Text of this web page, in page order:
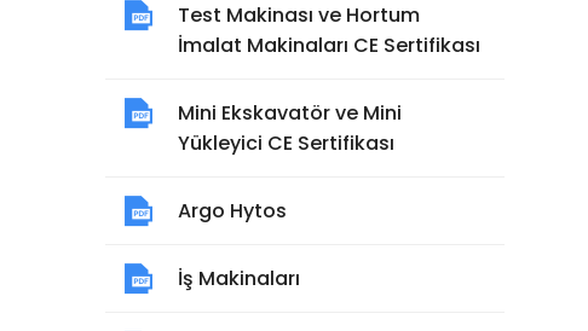
Test Makinası ve Hortum
İmalat Makinaları CE Sertifikası
Mini Ekskavatör ve Mini
Yükleyici CE Sertifikası
Argo Hytos
İş Makinaları